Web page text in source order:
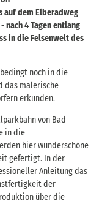
auf dem Elberadweg
nach 4 Tagen entlang
in die Felsenwelt des
noch in die
das malerische
erkunden.
von Bad
in die
hier wunderschöne
gefertigt. In der
Anleitung das
der
über die